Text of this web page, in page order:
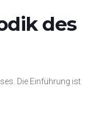
des
Die Einführung ist